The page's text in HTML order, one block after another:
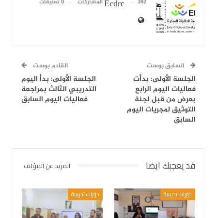
Ecdrc
السابق بوست
الجلسة الأولى: بدأت
فعاليات اليوم الرابع
بعرض من قبل لجنة
التوثيق لمجريات اليوم
السابق
القادم بوست
الجلسة الأولى: بدأ اليوم
التدريبي الثالث بمراجعة
فعاليات اليوم السابق
قد يعجبك ايضا المزيد عن المؤلف
دورات تدريبية دورات تدريبية